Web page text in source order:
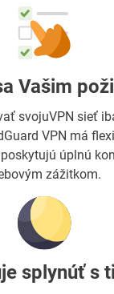
Vašim
svojuVPN sieť
VPN má
úplnú
zážitkom.
splynúť s